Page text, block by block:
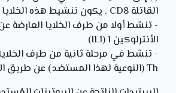
القاتلة CD8 . يكون تنشيط هذه الخلايا مضاعف :
- تنشط أولا من طرف الخلايا العارضة
الأنترلوكين IL1) 1)
- تنشط في مرحلة ثانية من طرف الخلايا
Th (النوعية لهذا المستضد) عن طريق الأنترلوكين IL2)2) .